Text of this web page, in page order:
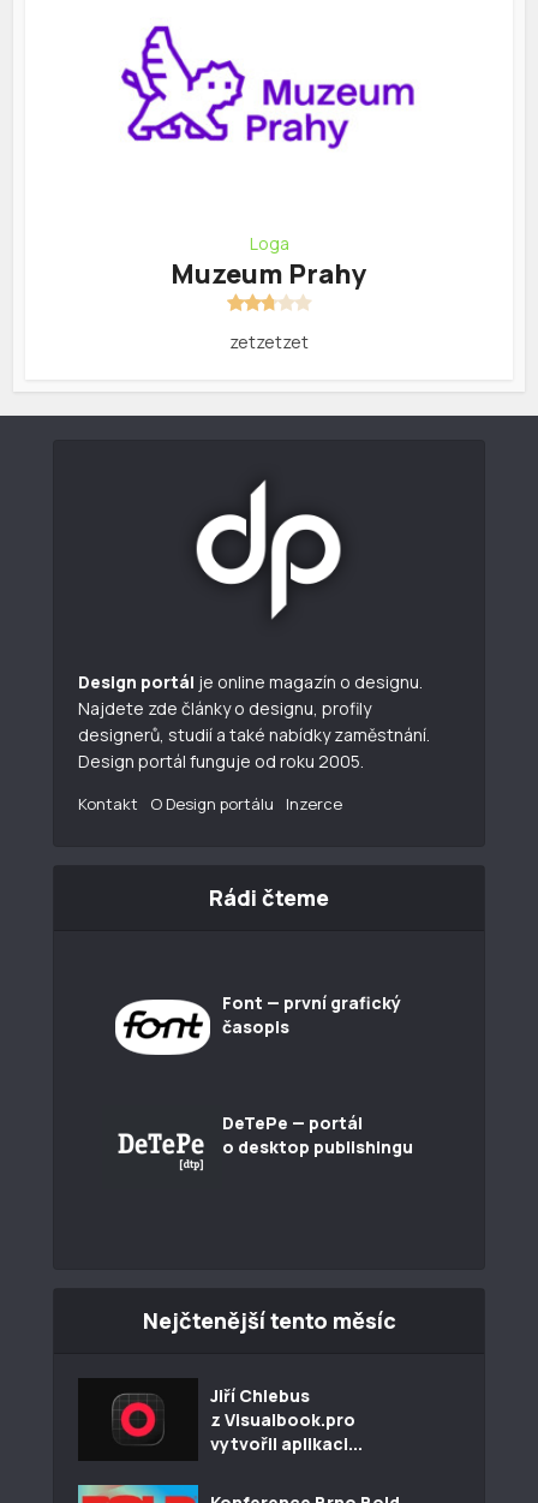
Loga
Muzeum Prahy
zetzetzet
Design portál je online magazín o designu.
Najdete zde články o designu, profily
designerů, studií a také nabídky zaměstnání.
Design portál funguje od roku 2005.
Kontakt O Design portálu Inzerce
Rádi čteme
Font — první grafický
časopis
DeTePe — portál
o desktop publishingu
Nejčtenější tento měsíc
Jiří Chlebus
z Visualbook.pro
vytvořil aplikaci...